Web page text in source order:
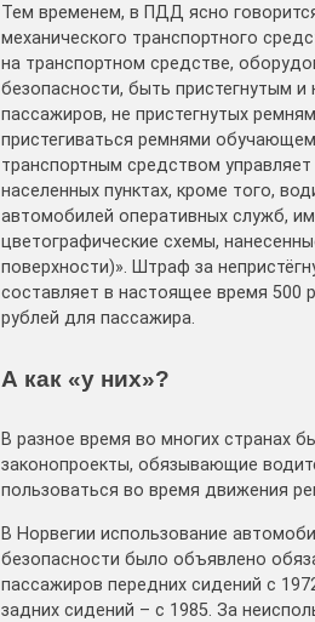
Тем временем, в ПДД ясно
механического транспортного
на транспортном средстве,
безопасности, быть пристегнутым и
пассажиров, не пристегнутых
пристегиваться ремнями
транспортным средством
населенных пунктах, кроме того,
автомобилей оперативных служб,
цветографические схемы,
поверхности)». Штраф за
составляет в настоящее время 500
рублей для пассажира.
А как «у них»?
В разное время во многих странах
законопроекты, обязывающие
пользоваться во время движения
В Норвегии использование
безопасности было объявлено
пассажиров передних сидений с
задних сидений – с 1985. За